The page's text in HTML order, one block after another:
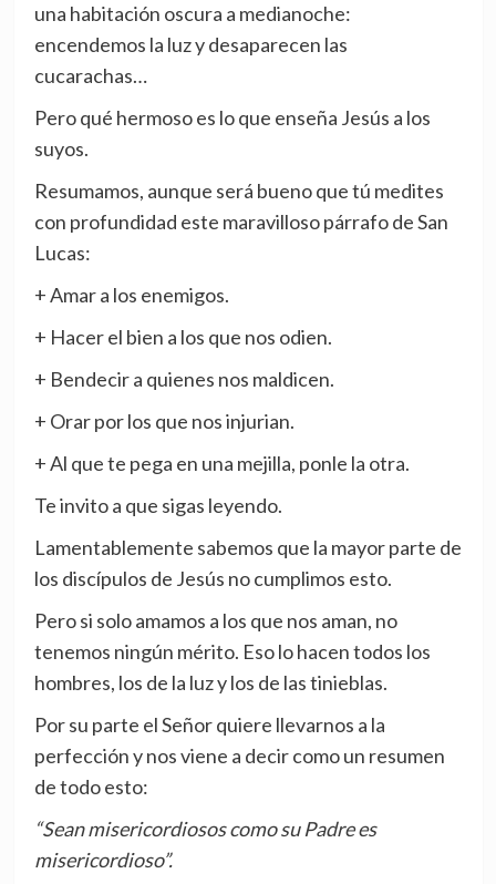
una habitación oscura a medianoche:
encendemos la luz y desaparecen las
cucarachas…
Pero qué hermoso es lo que enseña Jesús a los
suyos.
Resumamos, aunque será bueno que tú medites
con profundidad este maravilloso párrafo de San
Lucas:
+ Amar a los enemigos.
+ Hacer el bien a los que nos odien.
+ Bendecir a quienes nos maldicen.
+ Orar por los que nos injurian.
+ Al que te pega en una mejilla, ponle la otra.
Te invito a que sigas leyendo.
Lamentablemente sabemos que la mayor parte de
los discípulos de Jesús no cumplimos esto.
Pero si solo amamos a los que nos aman, no
tenemos ningún mérito. Eso lo hacen todos los
hombres, los de la luz y los de las tinieblas.
Por su parte el Señor quiere llevarnos a la
perfección y nos viene a decir como un resumen
de todo esto:
“Sean misericordiosos como su Padre es
misericordioso”.